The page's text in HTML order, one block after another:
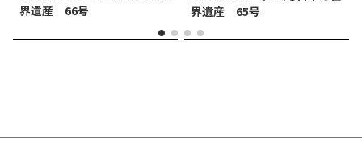
界遺産 66号
界遺産 65号